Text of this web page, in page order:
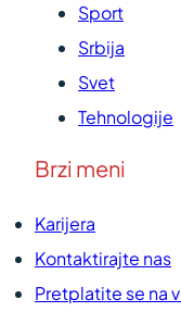
Sport
Srbija
Svet
Tehnologije
Brzi meni
Karijera
Kontaktirajte nas
Pretplatite se na